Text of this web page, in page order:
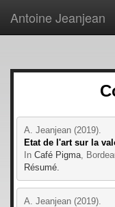
Antoine Jeanjean
A. Jeanjean (2019).
Etat de l'art sur la
In Café Pigma,
Résumé.
A. Jeanjean (2019).